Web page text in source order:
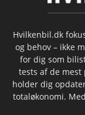
Hvilkenbil.dk
og behov – ikke
for dig som
tests af de
holder dig
totaløkonomi.